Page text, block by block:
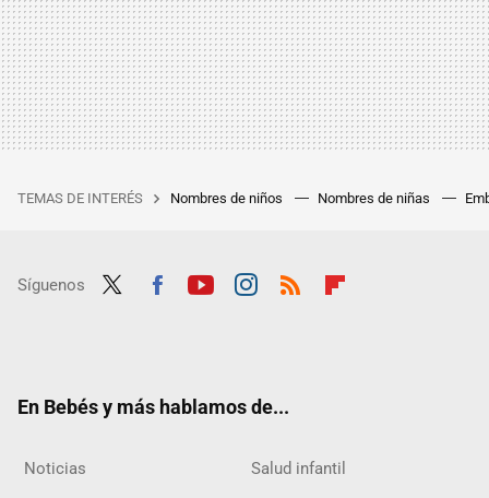
TEMAS DE INTERÉS Nombres de niños Nombres de niñas
Síguenos
En Bebés y más hablamos de...
Noticias Salud infantil